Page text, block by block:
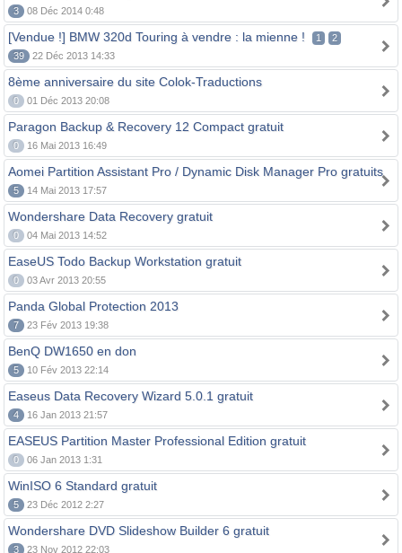
3 08 Déc 2014 0:48
[Vendue !] BMW 320d Touring à vendre : la mienne ! 1
2
39
22 Déc 2013 14:33
8ème anniversaire du site Colok-Traductions
0 01 Déc 2013 20:08
Paragon Backup & Recovery 12 Compact gratuit
0 16 Mai 2013 16:49
Aomei Partition Assistant Pro / Dynamic Disk Manager Pro gratuits
5 14 Mai 2013 17:57
Wondershare Data Recovery gratuit
0 04 Mai 2013 14:52
EaseUS Todo Backup Workstation gratuit
0 03 Avr 2013 20:55
Panda Global Protection 2013
7 23 Fév 2013 19:38
BenQ DW1650 en don
5 10 Fév 2013 22:14
Easeus Data Recovery Wizard 5.0.1 gratuit
4 16 Jan 2013 21:57
EASEUS Partition Master Professional Edition gratuit
0 06 Jan 2013 1:31
WinISO 6 Standard gratuit
5 23 Déc 2012 2:27
Wondershare DVD Slideshow Builder 6 gratuit
3 23 Nov 2012 22:03